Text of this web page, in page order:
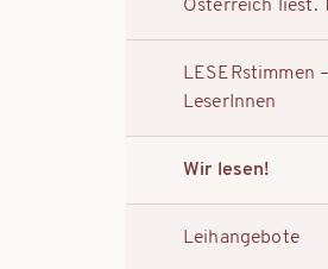
Österreich liest.
LESERstimmen
LeserInnen
Wir lesen!
Leihangebote